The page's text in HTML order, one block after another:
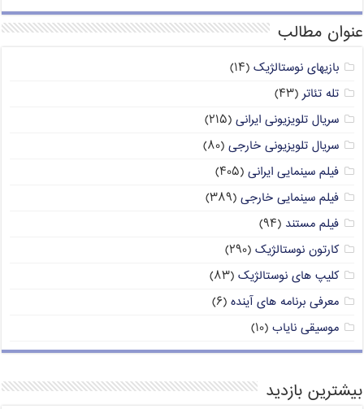
عنوان مطالب
بازیهای نوستالژیک (۱۴)
تله تئاتر (۴۳)
سریال تلویزیونی ایرانی (۲۱۵)
سریال تلویزیونی خارجی (۸۰)
فیلم سینمایی ایرانی (۴۰۵)
فیلم سینمایی خارجی (۳۸۹)
فیلم مستند (۹۴)
کارتون نوستالژیک (۲۹۰)
کلیپ های نوستالژیک (۸۳)
معرفی برنامه های آینده (۶)
موسیقی نایاب (۱۰)
بیشترین بازدید